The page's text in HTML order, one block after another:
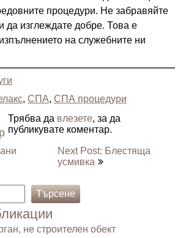
процедури. Не забравяйте
да изглеждате добре. Това е
на служебните ни
, СПА, СПА процедури
Трябва да влезете, за да
публикувате коментар.
Next Post: Блестяща
усмивка
Търсене
не строителен обект